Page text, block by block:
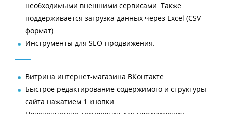
необходимыми внешними сервисами. Также
поддерживается загрузка данных через Excel (CSV-
формат).
Инструменты для SEO-продвижения.
Витрина интернет-магазина ВКонтакте.
Быстрое редактирование содержимого и структуры
сайта нажатием 1 кнопки.